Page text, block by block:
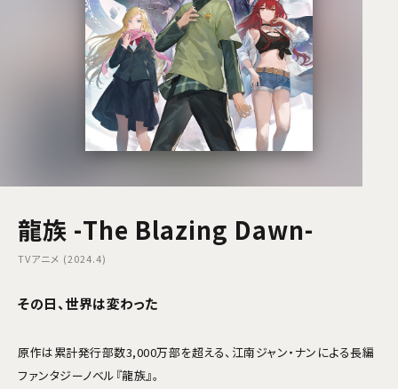
龍族 -The Blazing Dawn-
TVアニメ (2024.4)
その日、世界は変わった――
原作は累計発行部数3,000万部を超える、江南ジャン・ナンによる長編
ファンタジーノベル『龍族』。